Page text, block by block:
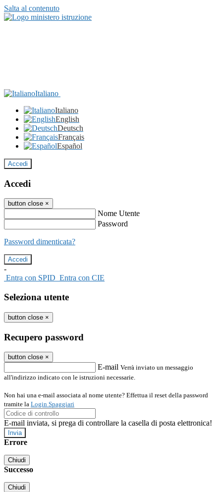
Salta al contenuto
Italiano
Italiano
English
Deutsch
Français
Español
Accedi
Accedi
button close ×
Nome Utente
Password
Password dimenticata?
-
Entra con SPID Entra con CIE
Seleziona utente
button close ×
Recupero password
button close ×
E-mail Verrà inviato un messaggio
all'indirizzo indicato con le istruzioni necessarie.
Non hai una e-mail associata al nome utente? Effettua il reset della password
tramite la Login Spaggiari
E-mail inviata, si prega di controllare la casella di posta elettronica!
Errore
Chiudi
Successo
Chiudi